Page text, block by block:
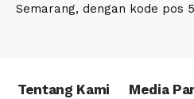
Semarang, dengan kode pos
Tentang Kami Media